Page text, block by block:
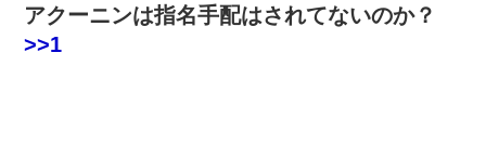
アクーニンは指名手配はされてないのか？
>>1